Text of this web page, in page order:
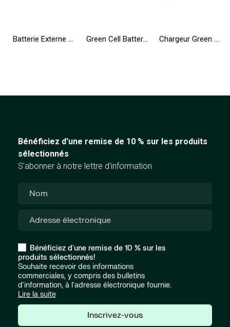
Batterie Externe Green Cell GC PowerPlay20 20000mAh avec charge rapide 2x USB Ultra Charge et 2x USB-C Power Delivery 18W Green Cell Batterie Vélo Electrique 36V 10.4Ah 374Wh Silverfish Ebike 2 Pin pour Zündapp, Telefunken, Ancheer avec Chargeur Chargeur Green Cell PRO 19V 3.42A 65W pour Toshiba Satellite C55 C660 C850 C855 C870 L650 L650D L655 L750 L750D L755
Bénéficiez d'une remise de 10 % sur les produits
sélectionnés
S'abonner à notre lettre d'information
Bénéficiez d'une remise de 10 % sur les
produits sélectionnés!
Souhaite recevoir des informations
commerciales, y compris des bulletins
d'information, à l'adresse électronique fournie.
Lire la suite
Inscrivez-vous